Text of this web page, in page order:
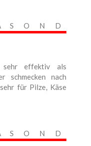
S O N D
sehr effektiv als
schmecken nach
für Pilze, Käse
S O N D